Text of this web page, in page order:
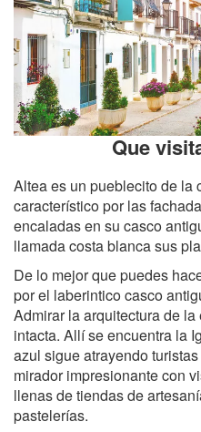
Que
Altea es un pueblecito de la
característico por las
encaladas en su casco
llamada costa blanca sus
De lo mejor que puedes
por el laberintico casco
Admirar la arquitectura de
intacta. Allí se encuentra la
azul sigue atrayendo
mirador impresionante con
llenas de tiendas de
pastelerías.